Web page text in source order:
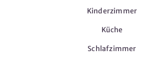
Kinderzimmer
Küche
Schlafzimmer